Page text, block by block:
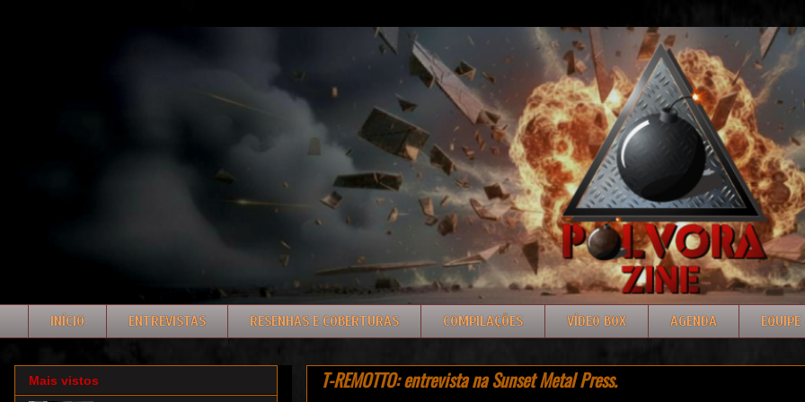
INÍCIO ENTREVISTAS RESENHAS E COBERTURAS COMPILAÇÕES VÍDEO BOX AGENDA EQUIPE
T-REMOTTO: entrevista na Sunset Metal Press.
Mais vistos